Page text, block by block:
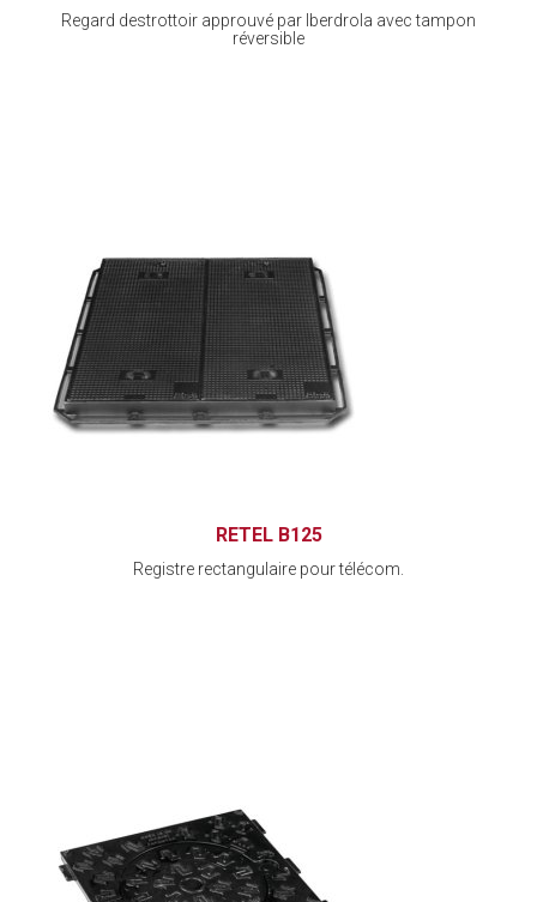
Regard destrottoir approuvé par Iberdrola avec tampon
réversible
RETEL B125
Registre rectangulaire pour télécom.